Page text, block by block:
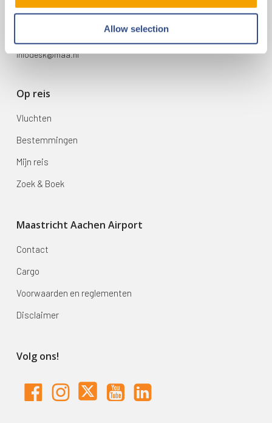
Allow selection
infodesk@maa.nl
Op reis
Vluchten
Bestemmingen
Mijn reis
Zoek & Boek
Maastricht Aachen Airport
Contact
Cargo
Voorwaarden en reglementen
Disclaimer
Volg ons!